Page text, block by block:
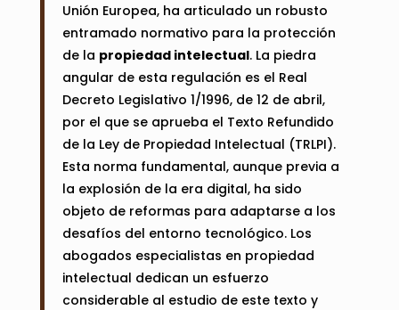
Unión Europea, ha articulado un robusto
entramado normativo para la protección
de la propiedad intelectual. La piedra
angular de esta regulación es el Real
Decreto Legislativo 1/1996, de 12 de abril,
por el que se aprueba el Texto Refundido
de la Ley de Propiedad Intelectual (TRLPI).
Esta norma fundamental, aunque previa a
la explosión de la era digital, ha sido
objeto de reformas para adaptarse a los
desafíos del entorno tecnológico. Los
abogados especialistas en propiedad
intelectual dedican un esfuerzo
considerable al estudio de este texto y